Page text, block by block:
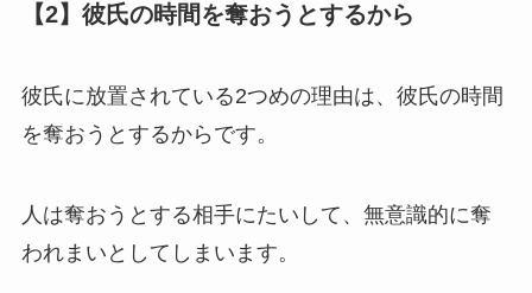
【2】彼氏の時間を奪おうとするから
彼氏に放置されている2つめの理由は、彼氏の時間
を奪おうとするからです。
人は奪おうとする相手にたいして、無意識的に奪
われまいとしてしまいます。